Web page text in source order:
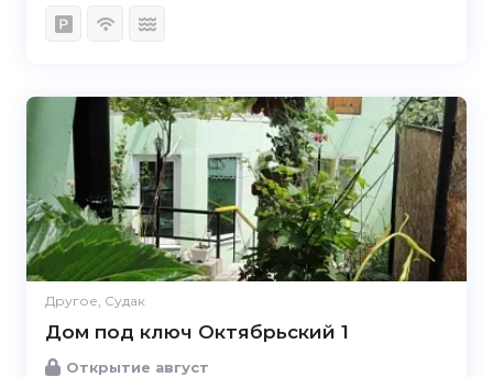
Другое, Судак
Дом под ключ Октябрьский 1
Открытие август